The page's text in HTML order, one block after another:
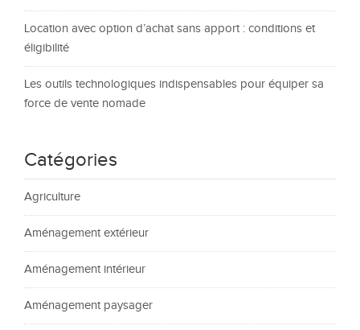
Location avec option d’achat sans apport : conditions et
éligibilité
Les outils technologiques indispensables pour équiper sa
force de vente nomade
Catégories
Agriculture
Aménagement extérieur
Aménagement intérieur
Aménagement paysager